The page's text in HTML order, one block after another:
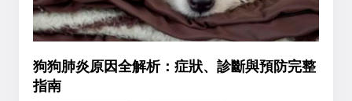
狗狗肺炎原因全解析：症狀、診斷與預防完整
指南